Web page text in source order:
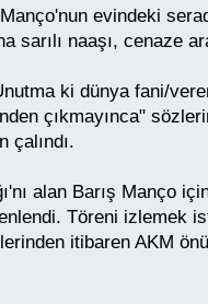
evindeki
sarılı naaşı, cenaze
ki dünya fani/
çıkmayınca"
çalındı.
alan Barış Manço
Töreni izlemek
itibaren AKM